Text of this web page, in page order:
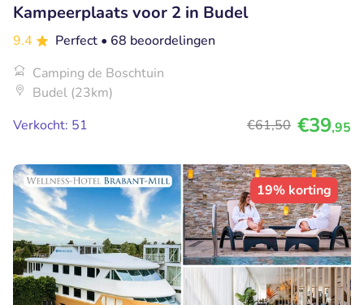
Kampeerplaats voor 2 in Budel
9.4 Perfect • 68 beoordelingen
Camping de Boschtuin
Budel (23km)
Verkocht: 51
€61,50 €39,95
19% korting